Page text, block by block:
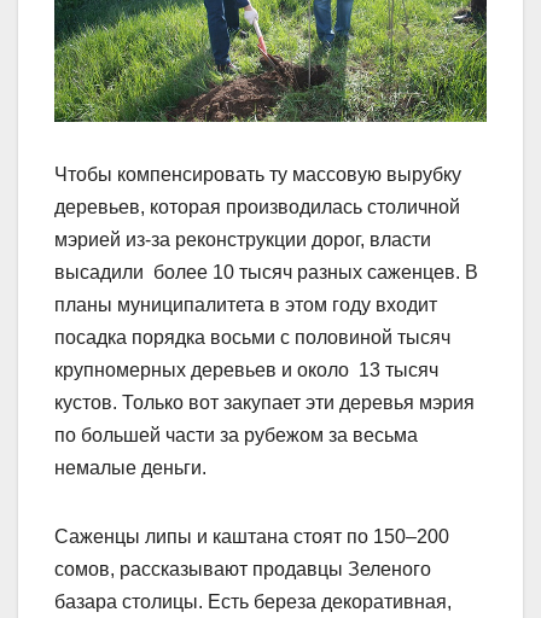
Чтобы компенсировать ту массовую вырубку
деревьев, которая производилась столичной
мэрией из-за реконструкции дорог, власти
высадили более 10 тысяч разных саженцев. В
планы муниципалитета в этом году входит
посадка порядка восьми с половиной тысяч
крупномерных деревьев и около 13 тысяч
кустов. Только вот закупает эти деревья мэрия
по большей части за рубежом за весьма
немалые деньги.
Саженцы липы и каштана стоят по 150–200
сомов, рассказывают продавцы Зеленого
базара столицы. Есть береза декоративная,